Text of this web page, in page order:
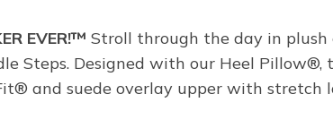
EVER!™ Stroll through the day in plush
Steps. Designed with our Heel
and suede overlay upper with